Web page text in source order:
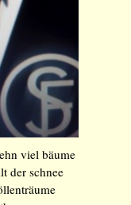
viel bäume
der schnee